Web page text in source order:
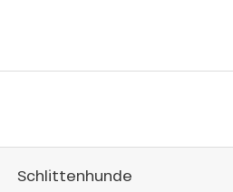
Schlittenhunde